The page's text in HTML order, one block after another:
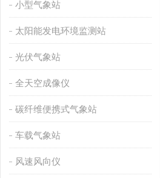
小型气象站
太阳能发电环境监测站
光伏气象站
全天空成像仪
碳纤维便携式气象站
车载气象站
风速风向仪